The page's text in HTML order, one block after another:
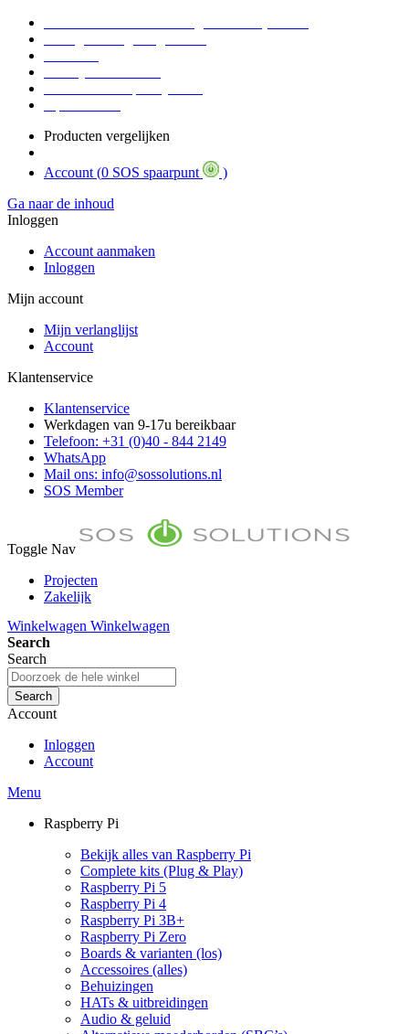
Producten vergelijken
Account (0 SOS spaarpunt
)
Ga naar de inhoud
Inloggen
Account aanmaken
Inloggen
Mijn account
Mijn verlanglijst
Account
Klantenservice
Klantenservice
Werkdagen van 9-17u bereikbaar
Telefoon: +31 (0)40 - 844 2149
WhatsApp
Mail ons: info@sossolutions.nl
SOS Member
Toggle Nav
Projecten
Zakelijk
Toon prijzen Incl. BTW
Toon prijzen Excl. BTW
Winkelwagen Winkelwagen
Search
Search
Search
Account
Inloggen
Account
Menu
Raspberry Pi
Bekijk alles van Raspberry Pi
Complete kits (Plug & Play)
Raspberry Pi 5
Raspberry Pi 4
Raspberry Pi 3B+
Raspberry Pi Zero
Boards & varianten (los)
Accessoires (alles)
Behuizingen
HATs & uitbreidingen
Audio & geluid